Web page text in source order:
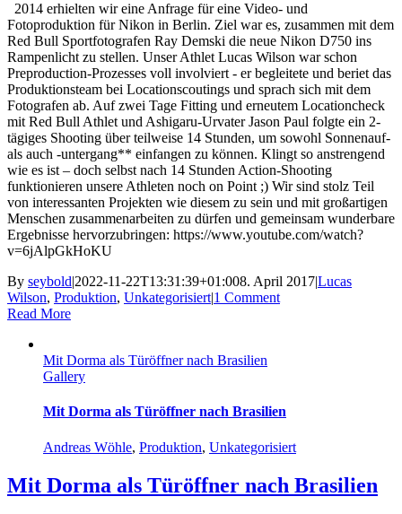
2014 erhielten wir eine Anfrage für eine Video- und
Fotoproduktion für Nikon in Berlin. Ziel war es, zusammen mit dem
Red Bull Sportfotografen Ray Demski die neue Nikon D750 ins
Rampenlicht zu stellen. Unser Athlet Lucas Wilson war schon
Preproduction-Prozesses voll involviert - er begleitete und beriet das
Produktionsteam bei Locationscoutings und sprach sich mit dem
Fotografen ab. Auf zwei Tage Fitting und erneutem Locationcheck
mit Red Bull Athlet und Ashigaru-Urvater Jason Paul folgte ein 2-
tägiges Shooting über teilweise 14 Stunden, um sowohl Sonnenauf-
als auch -untergang** einfangen zu können. Klingt so anstrengend
wie es ist – doch selbst nach 14 Stunden Action-Shooting
funktionieren unsere Athleten noch on Point ;) Wir sind stolz Teil
von interessanten Projekten wie diesem zu sein und mit großartigen
Menschen zusammenarbeiten zu dürfen und gemeinsam wunderbare
Ergebnisse hervorzubringen: https://www.youtube.com/watch?
v=6jAlpGkHoKU
By seybold|2022-11-22T13:31:39+01:008. April 2017|Lucas
Wilson, Produktion, Unkategorisiert|1 Comment
Read More
Mit Dorma als Türöffner nach Brasilien
Gallery
Mit Dorma als Türöffner nach Brasilien
Andreas Wöhle, Produktion, Unkategorisiert
Mit Dorma als Türöffner nach Brasilien